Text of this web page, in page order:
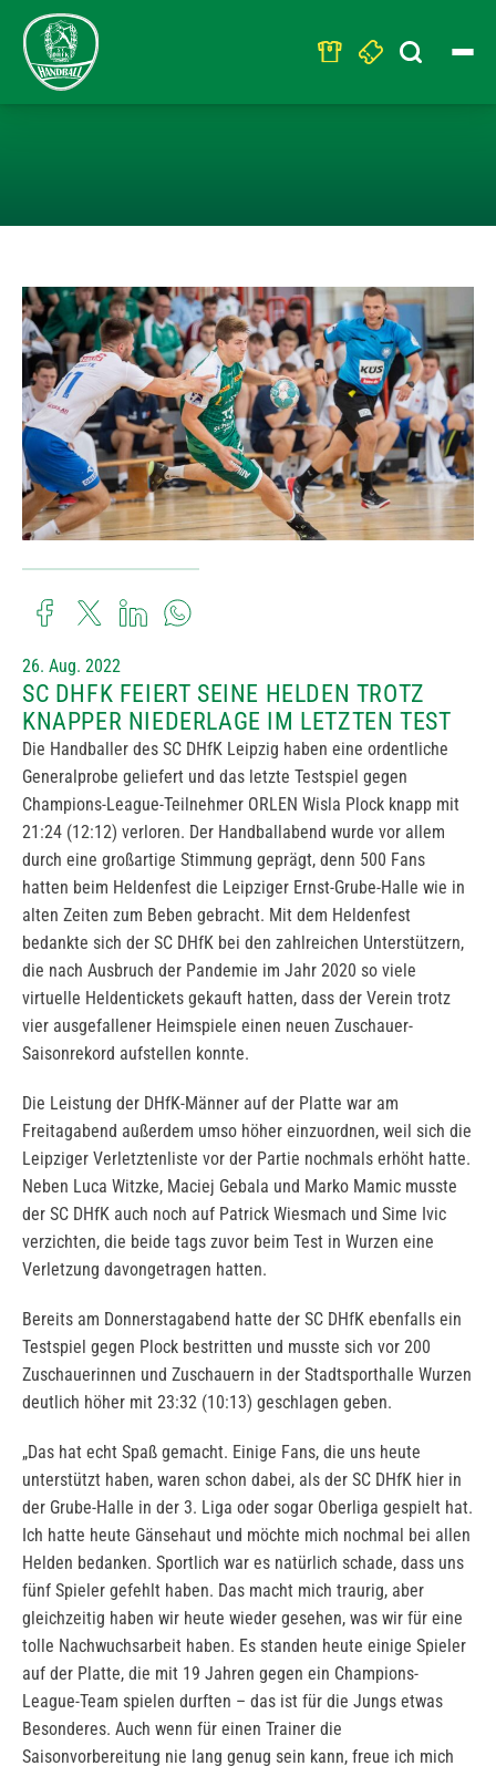
Search
for:
26. Aug. 2022
SC DHFK FEIERT SEINE HELDEN TROTZ
KNAPPER NIEDERLAGE IM LETZTEN TEST
Die Handballer des SC DHfK Leipzig haben eine ordentliche
Generalprobe geliefert und das letzte Testspiel gegen
Champions-League-Teilnehmer ORLEN Wisla Plock knapp mit
21:24 (12:12) verloren. Der Handballabend wurde vor allem
durch eine großartige Stimmung geprägt, denn 500 Fans
hatten beim Heldenfest die Leipziger Ernst-Grube-Halle wie in
alten Zeiten zum Beben gebracht. Mit dem Heldenfest
bedankte sich der SC DHfK bei den zahlreichen Unterstützern,
die nach Ausbruch der Pandemie im Jahr 2020 so viele
virtuelle Heldentickets gekauft hatten, dass der Verein trotz
vier ausgefallener Heimspiele einen neuen Zuschauer-
Saisonrekord aufstellen konnte.
Die Leistung der DHfK-Männer auf der Platte war am
Freitagabend außerdem umso höher einzuordnen, weil sich die
Leipziger Verletztenliste vor der Partie nochmals erhöht hatte.
Neben Luca Witzke, Maciej Gebala und Marko Mamic musste
der SC DHfK auch noch auf Patrick Wiesmach und Sime Ivic
verzichten, die beide tags zuvor beim Test in Wurzen eine
Verletzung davongetragen hatten.
Bereits am Donnerstagabend hatte der SC DHfK ebenfalls ein
Testspiel gegen Plock bestritten und musste sich vor 200
Zuschauerinnen und Zuschauern in der Stadtsporthalle Wurzen
deutlich höher mit 23:32 (10:13) geschlagen geben.
„Das hat echt Spaß gemacht. Einige Fans, die uns heute
unterstützt haben, waren schon dabei, als der SC DHfK hier in
der Grube-Halle in der 3. Liga oder sogar Oberliga gespielt hat.
Ich hatte heute Gänsehaut und möchte mich nochmal bei allen
Helden bedanken. Sportlich war es natürlich schade, dass uns
fünf Spieler gefehlt haben. Das macht mich traurig, aber
gleichzeitig haben wir heute wieder gesehen, was wir für eine
tolle Nachwuchsarbeit haben. Es standen heute einige Spieler
auf der Platte, die mit 19 Jahren gegen ein Champions-
League-Team spielen durften – das ist für die Jungs etwas
Besonderes. Auch wenn für einen Trainer die
Saisonvorbereitung nie lang genug sein kann, freue ich mich